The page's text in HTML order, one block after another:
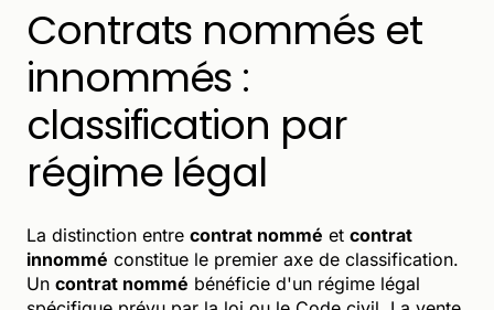
Contrats nommés et
innommés :
classification par
régime légal
La distinction entre contrat nommé et contrat
innommé constitue le premier axe de classification.
Un contrat nommé bénéficie d'un régime légal